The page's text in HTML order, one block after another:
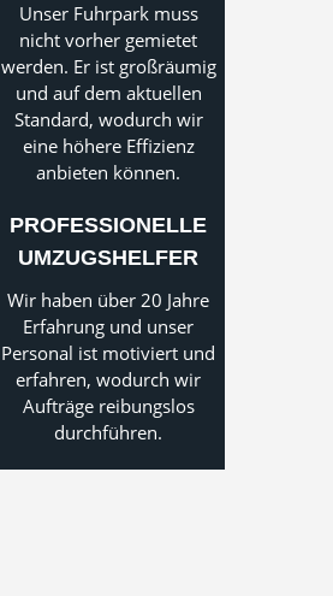
Unser Fuhrpark muss
nicht vorher gemietet
werden. Er ist großräumig
und auf dem aktuellen
Standard, wodurch wir
eine höhere Effizienz
anbieten können.
PROFESSIONELLE
UMZUGSHELFER
Wir haben über 20 Jahre
Erfahrung und unser
Personal ist motiviert und
erfahren, wodurch wir
Aufträge reibungslos
durchführen.